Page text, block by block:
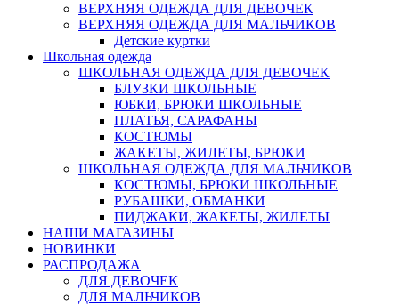
ВЕРХНЯЯ ОДЕЖДА ДЛЯ ДЕВОЧЕК
ВЕРХНЯЯ ОДЕЖДА ДЛЯ МАЛЬЧИКОВ
Детские куртки
Школьная одежда
ШКОЛЬНАЯ ОДЕЖДА ДЛЯ ДЕВОЧЕК
БЛУЗКИ ШКОЛЬНЫЕ
ЮБКИ, БРЮКИ ШКОЛЬНЫЕ
ПЛАТЬЯ, САРАФАНЫ
КОСТЮМЫ
ЖАКЕТЫ, ЖИЛЕТЫ, БРЮКИ
ШКОЛЬНАЯ ОДЕЖДА ДЛЯ МАЛЬЧИКОВ
КОСТЮМЫ, БРЮКИ ШКОЛЬНЫЕ
РУБАШКИ, ОБМАНКИ
ПИДЖАКИ, ЖАКЕТЫ, ЖИЛЕТЫ
НАШИ МАГАЗИНЫ
НОВИНКИ
РАСПРОДАЖА
ДЛЯ ДЕВОЧЕК
ДЛЯ МАЛЬЧИКОВ